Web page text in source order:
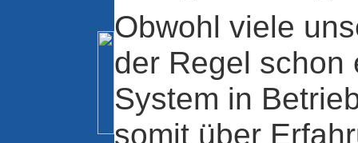
Obwohl viele
der Regel schon
System in
somit über